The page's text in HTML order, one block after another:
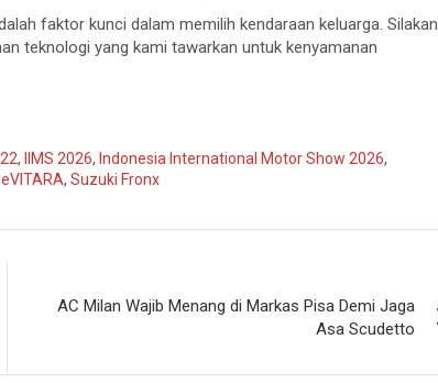
faktor kunci dalam memilih kendaraan keluarga. Silakan
teknologi yang kami tawarkan untuk kenyamanan
, IIMS 2026, Indonesia International Motor Show 2026,
, Suzuki Fronx
AC Milan Wajib Menang di Markas Pisa Demi Jaga
Asa Scudetto